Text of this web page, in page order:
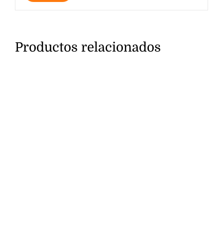
Productos relacionados